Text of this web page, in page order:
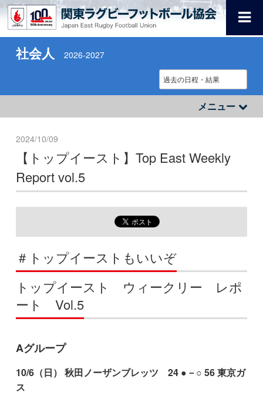
社会人 2026-2027
メニュー
2024/10/09
【トップイースト】Top East Weekly
Report vol.5
＃トップイーストもいいぞ
トップイースト ウィークリー レポ
ート Vol.5
Aグループ
10/6（日） 秋田ノーザンブレッツ 24 ●－○ 56 東京ガ
ス